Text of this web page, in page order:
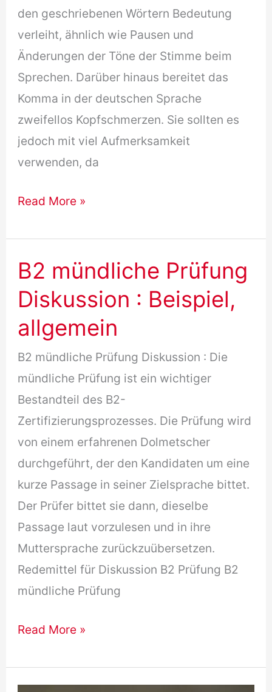
den geschriebenen Wörtern Bedeutung
verleiht, ähnlich wie Pausen und
Änderungen der Töne der Stimme beim
Sprechen. Darüber hinaus bereitet das
Komma in der deutschen Sprache
zweifellos Kopfschmerzen. Sie sollten es
jedoch mit viel Aufmerksamkeit
verwenden, da
Setzt
ein
Komma
“ich
bitte
sie“?
Read More »
B2 mündliche Prüfung
Diskussion : Beispiel,
allgemein
B2 mündliche Prüfung Diskussion : Die
mündliche Prüfung ist ein wichtiger
Bestandteil des B2-
Zertifizierungsprozesses. Die Prüfung wird
von einem erfahrenen Dolmetscher
durchgeführt, der den Kandidaten um eine
kurze Passage in seiner Zielsprache bittet.
Der Prüfer bittet sie dann, dieselbe
Passage laut vorzulesen und in ihre
Muttersprache zurückzuübersetzen.
Redemittel für Diskussion B2 Prüfung B2
mündliche Prüfung
B2
Prüfung
Read More »